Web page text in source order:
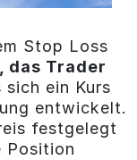
Stop Loss
das Trader
sich ein Kurs
entwickelt.
festgelegt
Position